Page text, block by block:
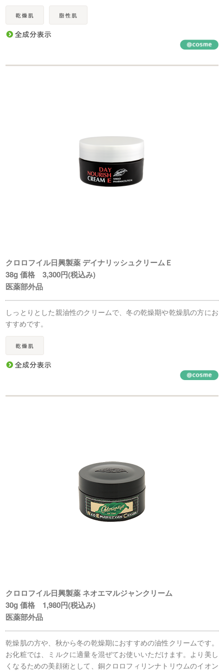
クロロフイル日興製薬 デイナリッシュクリームＥ
38g 価格 3,300円(税込み)
医薬部外品
しっとりとした親油性のクリームで、冬の乾燥期や乾燥肌の方にお
すすめです。
クロロフイル日興製薬 ネオエマルジャンクリーム
30g 価格 1,980円(税込み)
医薬部外品
乾燥肌の方や、秋から冬の乾燥期におすすめの油性クリームです。
お化粧では、ミルクに適量を混ぜてお使いいただけます。より美し
くなるための美顔術として、銅クロロフィリンナトリウムのイオン